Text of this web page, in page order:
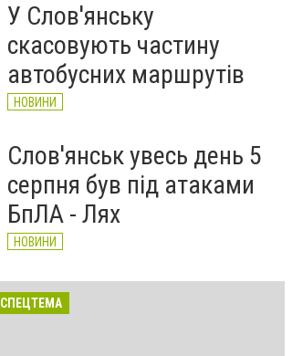
У Слов'янську
скасовують частину
автобусних маршрутів
НОВИНИ
Слов'янськ увесь день 5
серпня був під атаками
БпЛА - Лях
НОВИНИ
СПЕЦТЕМА